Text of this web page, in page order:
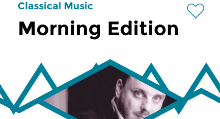
Classical Music
Morning Edition